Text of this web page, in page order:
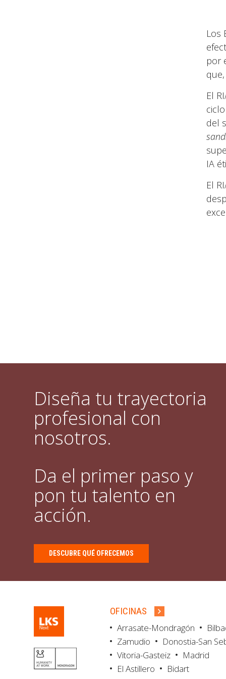
Los
por
El
del
IA
El
Diseña tu trayectoria
profesional con
nosotros.
Da el primer paso y
pon tu talento en
acción.
DESCUBRE QUÉ OFRECEMOS
OFICINAS
Arrasate-Mondragón
Zamudio
Donostia-San
Vitoria-Gasteiz
Madrid
El Astillero
Bidart